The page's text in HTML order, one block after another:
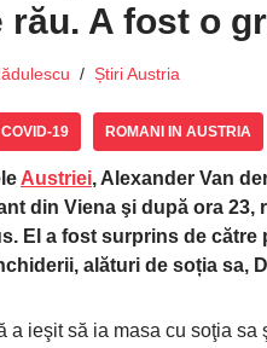
rău. A fost o
Știri Austria
COVID-19 ROMANI IN AUSTRIA
Austriei, Alexander Van
din Viena şi după ora
El a fost surprins de către
alături de soția sa,
a ieşit să ia masa cu soţia